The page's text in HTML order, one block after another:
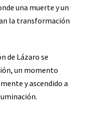
una muerte y un
la transformación
de Lázaro se
un momento
y ascendido a